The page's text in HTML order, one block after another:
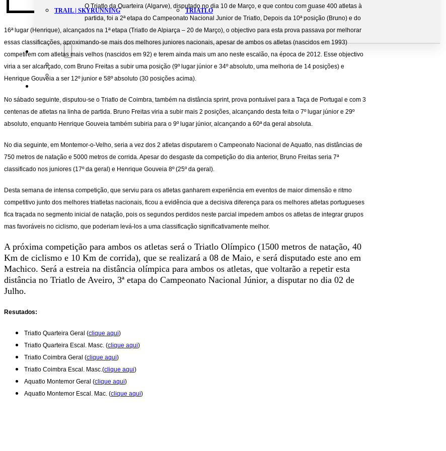
TRAIL | SKYRUNNING TRIATLO
Aluguer
Campo de Padel
Equipamento Nautico
O Triatlo da Quarteira (Algarve), disputado no dia 10 de Março, e que contou com quase 400 atletas à
partida, foi a 2ª etapa do Campeonato Nacional Junior de Triatlo, Depois da 10ª posição (Bruno) e do
16ª lugar (Henrique), alcançados na 1ª etapa (Triatlo de Alpiarça – 20 de Março), o objectivo para esta prova passava por melhorar
essas classificações, aproximando-se mais dos melhores juniores nacionais, apesar de ambos os atletas (nascidos em 1993)
competirem com atletas mais velhos (nascidos em 92) e terem ainda mais um ano neste escalão, na época de 2012. Esse objectivo
viria a ser alcançado, com Bruno Freitas a subir uma posição (9º lugar júnior e 34º absoluto, uma melhoria de 14 posições) e
Henrique Gouveia a ser 12º junior e 58º absoluto (30 posições acima).
No sábado seguinte, disputou-se o Triatlo de Coimbra, também na distância sprint, prova pontuável para a Taça de Portugal e com 3
centenas de atletas na linha de partida. Bruno Freitas viria a subir mais 2 posições, alcançando desta feita o 7º lugar júnior e 29º
absoluto, enquanto Henrique Gouveia também subiria para o 9º lugar júnior, alcançando a 60ª da geral absoluta.
No dia seguinte, em Montemor-o-Velho, seria a vez dos 2 atletas disputarem o Campeonato Nacional de Aquatlo, nas distâncias de
750 metros de natação e 5000 metros de corrida. Apesar do desgaste da competição do dia anterior, Bruno Freitas seria 7ª
classificado nos juniores (17º da geral) e Henrique Gouveia 8º (25º da geral).
Desta semana de intensa competição, que serviu para os atletas ganharem experiência em eventos de maior dimensão e ritmo
competitivo junto dos melhores triatletas nacionais, ficou a evidência que a decisiva diferença para os melhores atletas portugueses
fica traçada no segmento inicial de natação, pois os segundos perdidos neste parcial impedem ambos os atletas de integrar grupos
mas favoráveis no ciclismo, que poderiam levá-los a uma classificação significativamente melhor.
A próxima competição para ambos os atletas será o Triatlo Olímpico (1500 metros de natação, 40
Km de ciclismo e 10 Km de corrida), que se realizará a 08 de Maio, e será disputado este ano em
Machico. Será a estreia na distância olímpica para ambos os atletas, que voltarão a repetir esta
distância no Triatlo de Aveiro, 3ª etapa do Campeonato Nacional Júnior, a disputar no dia 02 de
Julho.
Resutados:
Triatlo Quarteira Geral (clique aqui)
Triatlo Quarteira Escal. Masc. (clique aqui)
Triatlo Coimbra Geral (clique aqui)
Triatlo Coimbra Escal. Masc.(clique aqui)
Aquatlo Montemor Geral (clique aqui)
Aquatlo Montemor Escal. Mac. (clique aqui)